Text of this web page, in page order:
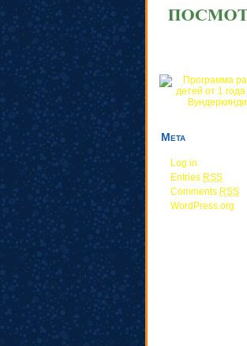
Мета
Log in
Entries RSS
Comments RSS
WordPress.org